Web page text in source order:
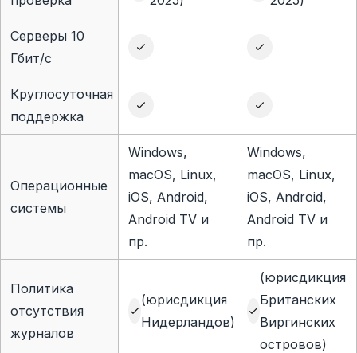
Серверы 10
Гбит/с
Круглосуточная
поддержка
Операционные
системы
Windows,
macOS, Linux,
iOS, Android,
Android TV и
пр.
Windows,
macOS, Linux,
iOS, Android,
Android TV и
пр.
Политика
отсутствия
журналов
(юрисдикция
Нидерландов)
(юрисдикция
Британских
Виргинских
островов)